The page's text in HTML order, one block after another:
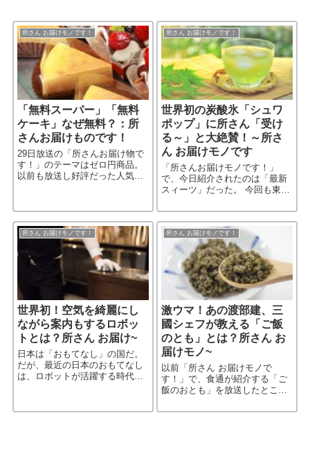
所さん お届けモノです！
「無料スーパー」「無料
ケーキ」なぜ無料？：所
さんお届けものです！
29日放送の「所さんお届け物で
す！」のテーマはゼロ円商品。
以前も放送し好評だった人気企
った。その中で、今話題の「無
料スーパー」を取り上げてい
た。そ［…続きを読む］
所さん お届けモノです！
世界初の炭酸氷「シュワ
ポップ」に所さん「受け
る～」と大絶賛！～所さ
ん お届けモノです
「所さんお届けモノです！」
で、今日紹介されたのは「最新
スィーツ」だった。 今回も東京
スイーツが集まる展示会」に、
全国188社が集結。 前回「すだ
ち味のとびっこ」などを見つけ
［…続きを読む］
所さん お届けモノです！
世界初！空気を綺麗にし
ながら案内もするロボッ
トとは？所さん お届け~
日本は「おもてなし」の国だ。
だが、最近の日本のおもてなし
は、ロボットが活躍する時代に
界初のロボット…がいよいよお
所さん お届けモノです！
激ウマ！あの渡部建、三
國シェフが教える「ご飯
のとも」とは？所さん お
届けモノ~
以前「所さん お届けモノで
す！」で、食通が紹介する「ご
飯のおとも」を放送したとこ
完売、半年待ち、の状況になっ